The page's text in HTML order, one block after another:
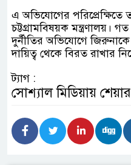
এ অভিযোগের পরিপ্রেক্ষিতে
চট্টগ্রামবিষয়ক মন্ত্রণালয়।
দুর্নীতির অভিযোগে
দায়িত্ব থেকে বিরত রাখার
ট্যাগ :
সোশ্যাল মিডিয়ায়